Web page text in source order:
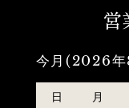
営
今月(2026年
日 月